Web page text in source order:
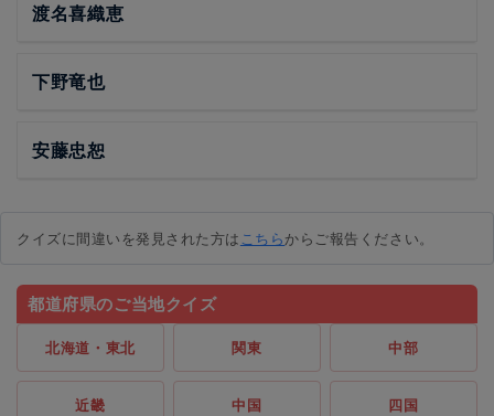
渡名喜織恵
下野竜也
安藤忠恕
クイズに間違いを発見された方はこちらからご報告ください。
都道府県のご当地クイズ
北海道・東北 関東 中部
近畿 中国 四国